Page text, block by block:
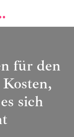
Immobilien
für den
sich